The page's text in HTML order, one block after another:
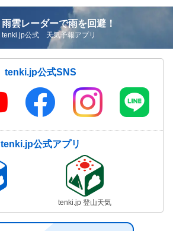
雨雲レーダーで雨を回避！
tenki.jp公式 天気予報アプリ
tenki.jp公式SNS
tenki.jp公式アプリ
tenki.jp 登山天気